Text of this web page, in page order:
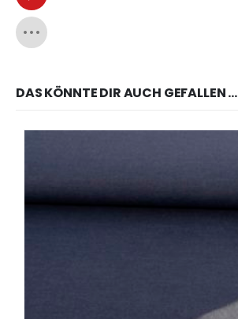
DAS KÖNNTE DIR AUCH GEFALLEN …